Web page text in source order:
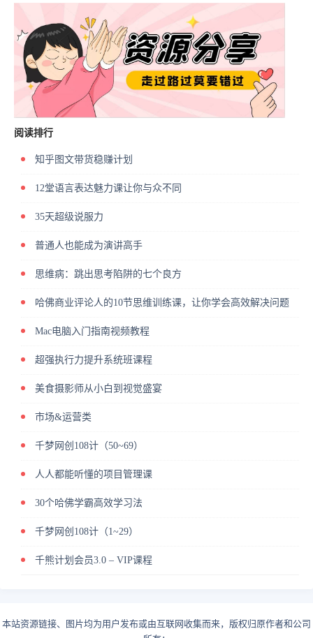
阅读排行
知乎图文带货稳赚计划
12堂语言表达魅力课让你与众不同
35天超级说服力
普通人也能成为演讲高手
思维病：跳出思考陷阱的七个良方
哈佛商业评论人的10节思维训练课，让你学会高效解决问题
Mac电脑入门指南视频教程
超强执行力提升系统班课程
美食摄影师从小白到视觉盛宴
市场&运营类
千梦网创108计（50~69）
人人都能听懂的项目管理课
30个哈佛学霸高效学习法
千梦网创108计（1~29）
千熊计划会员3.0 – VIP课程
本站资源链接、图片均为用户发布或由互联网收集而来，版权归原作者和公司